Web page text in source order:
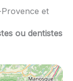
et
ou dentistes